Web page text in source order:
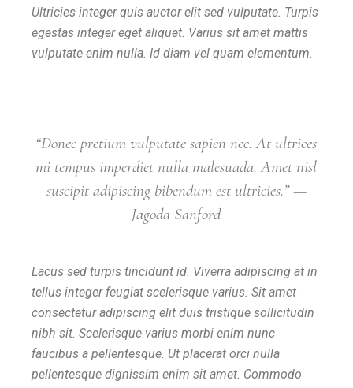
Ultricies integer quis auctor elit sed vulputate. Turpis
egestas integer eget aliquet. Varius sit amet mattis
vulputate enim nulla. Id diam vel quam elementum.
“Donec pretium vulputate sapien nec. At ultrices
mi tempus imperdiet nulla malesuada. Amet nisl
suscipit adipiscing bibendum est ultricies.” —
Jagoda Sanford
Lacus sed turpis tincidunt id. Viverra adipiscing at in
tellus integer feugiat scelerisque varius. Sit amet
consectetur adipiscing elit duis tristique sollicitudin
nibh sit. Scelerisque varius morbi enim nunc
faucibus a pellentesque. Ut placerat orci nulla
pellentesque dignissim enim sit amet. Commodo